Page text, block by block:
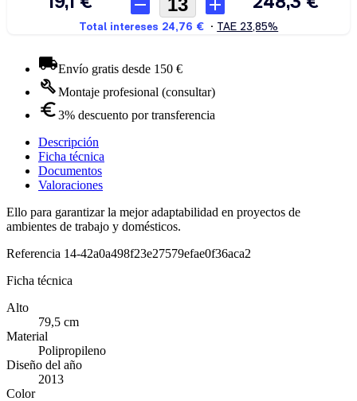
Envío gratis desde 150 €
Montaje profesional (consultar)
3% descuento por transferencia
Descripción
Ficha técnica
Documentos
Valoraciones
Ello para garantizar la mejor adaptabilidad en proyectos de
ambientes de trabajo y domésticos.
Referencia 14-42a0a498f23e27579efae0f36aca2
Ficha técnica
Alto
79,5 cm
Material
Polipropileno
Diseño del año
2013
Color